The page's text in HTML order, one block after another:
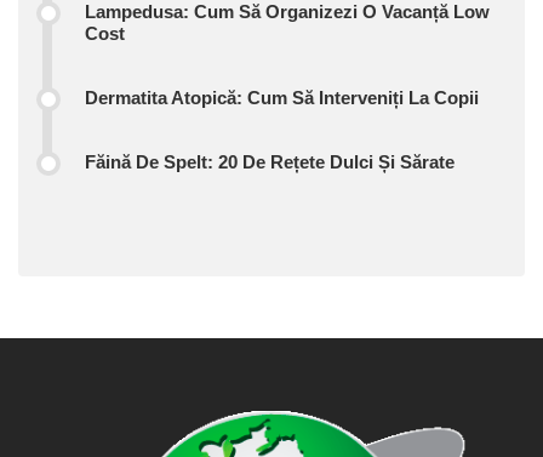
Lampedusa: Cum Să Organizezi O Vacanță Low
Cost
Dermatita Atopică: Cum Să Interveniți La Copii
Făină De Spelt: 20 De Rețete Dulci Și Sărate